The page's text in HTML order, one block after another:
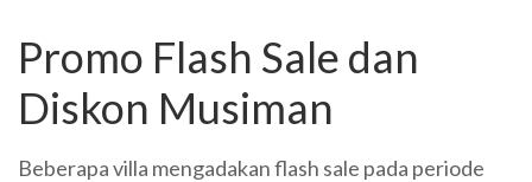
Promo Flash Sale dan
Diskon Musiman
Beberapa villa mengadakan flash sale pada periode